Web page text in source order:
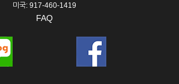
미국: 917-460-1419
FAQ